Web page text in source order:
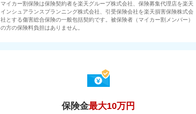
マイカー割保険は保険契約者を楽天グループ株式会社、保険募集代理店を楽天
インシュアランスプランニング株式会社、引受保険会社を楽天損害保険株式会
社とする傷害総合保険の一般包括契約です。被保険者（マイカー割メンバー）
の方の保険料負担はありません。
保険金最大10万円